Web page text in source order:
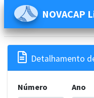
NOVACAP
 Detalhamento
Número Ano